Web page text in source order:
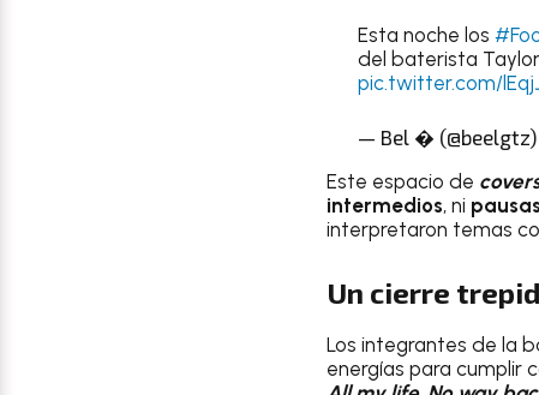
Esta noche los
del baterista
pic.twitter.com/
— Bel � (@beelgtz)
Este espacio de
intermedios, ni pausas
interpretaron temas
Un cierre
Los integrantes de la
energías para cumplir